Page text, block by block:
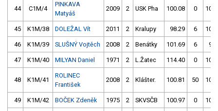
44 C1M/4
PINKAVA
Matyáš
2009 2 USK Pha 100.08 0
45 K1M/38 DOLEŽAL Vít 2011 2 Kralupy 98.29 6
46 K1M/39 SLUŠNÝ Vojtěch 2008 2 Benátky 101.69 6
47 K1M/40 MILYAN Daniel 1971 2 L.Žatec 114.40 0
48 K1M/41
ROLINEC
František
2008 2 Klášter. 100.81 50
49 K1M/42 BOČEK Zdeněk 1975 2 SKVSČB 100.97 0